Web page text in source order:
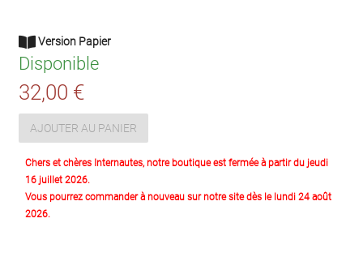
Version Papier
Disponible
32,00 €
AJOUTER AU PANIER
Chers et chères Internautes, notre boutique est fermée à partir du jeudi
16 juillet 2026.
Vous pourrez commander à nouveau sur notre site dès le lundi 24 août
2026.